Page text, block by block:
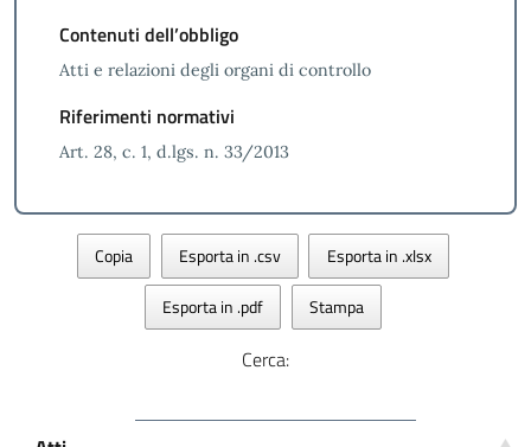
Contenuti dell’obbligo
Atti e relazioni degli organi di controllo
Riferimenti normativi
Art. 28, c. 1, d.lgs. n. 33/2013
Copia Esporta in .csv Esporta in .xlsx
Esporta in .pdf Stampa
Cerca: